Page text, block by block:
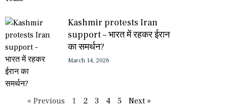
Kashmir protests Iran
support – भारत में रहकर ईरान
का समर्थन?
March 14, 2026
« Previous 1 2 3 4 5 Next »